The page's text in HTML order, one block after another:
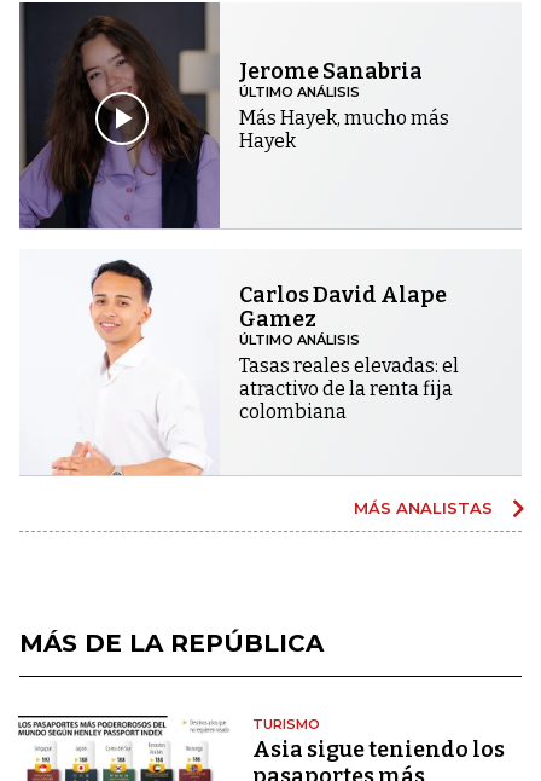
Jerome Sanabria
ÚLTIMO ANÁLISIS
Más Hayek, mucho más
Hayek
Carlos David Alape
Gamez
ÚLTIMO ANÁLISIS
Tasas reales elevadas: el
atractivo de la renta fija
colombiana
MÁS ANALISTAS
MÁS DE LA REPÚBLICA
TURISMO
Asia sigue teniendo los